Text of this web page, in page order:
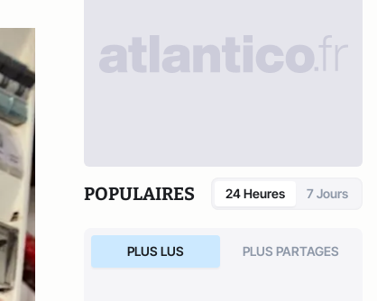
POPULAIRES 24 Heures 7 Jours
PLUS LUS PLUS PARTAGES